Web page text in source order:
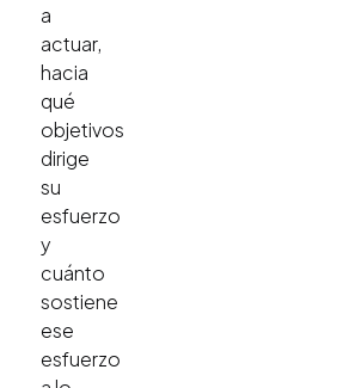
a
actuar,
hacia
qué
objetivos
dirige
su
esfuerzo
y
cuánto
sostiene
ese
esfuerzo